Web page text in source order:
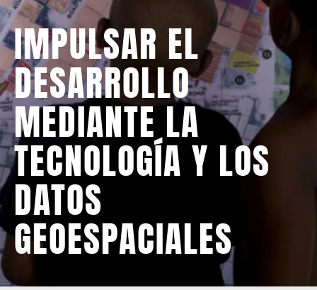
IMPULSAR EL
DESARROLLO
MEDIANTE LA
TECNOLOGÍA Y LOS
DATOS
GEOESPACIALES